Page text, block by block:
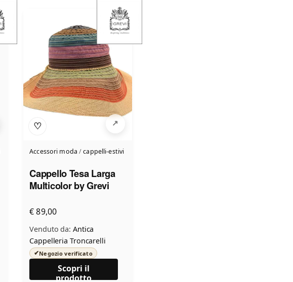
♡
Accessori moda /cappelli-estivi
Cappello Tesa Larga
Multicolor by Grevi
€ 89,00
Venduto da: Antica
Cappelleria Troncarelli
✔Negozio verificato
Scopri il
prodotto